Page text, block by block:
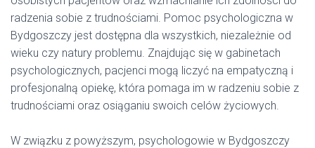
radzenia sobie z trudnościami. Pomoc psychologiczna w
Bydgoszczy jest dostępna dla wszystkich, niezależnie od
wieku czy natury problemu. Znajdując się w gabinetach
psychologicznych, pacjenci mogą liczyć na empatyczną i
profesjonalną opiekę, która pomaga im w radzeniu sobie z
trudnościami oraz osiąganiu swoich celów życiowych.
W związku z powyższym, psychologowie w Bydgoszczy